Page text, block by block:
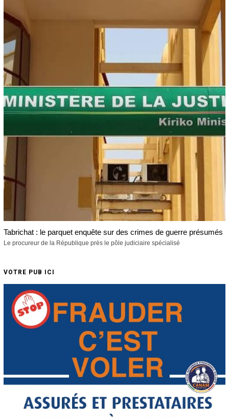
Tabrichat : le parquet enquête sur des crimes de guerre présumés
Le procureur de la République près le pôle judiciaire spécialisé
VOTRE PUB ICI